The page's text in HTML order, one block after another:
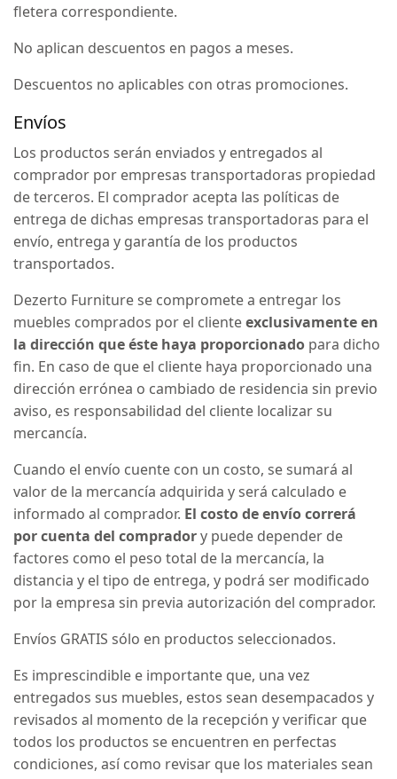
fletera correspondiente.
No aplican descuentos en pagos a meses.
Descuentos no aplicables con otras promociones.
Envíos
Los productos serán enviados y entregados al
comprador por empresas transportadoras propiedad
de terceros. El comprador acepta las políticas de
entrega de dichas empresas transportadoras para el
envío, entrega y garantía de los productos
transportados.
Dezerto Furniture se compromete a entregar los
muebles comprados por el clienteexclusivamente en
la dirección que éste haya proporcionado para dicho
fin. En caso de que el cliente haya proporcionado una
dirección errónea o cambiado de residencia sin previo
aviso, es responsabilidad del cliente localizar su
mercancía.
Cuando el envío cuente con un costo, se sumará al
valor de la mercancía adquirida y será calculado e
informado al comprador. El costo de envío correrá
por cuenta del compradory puede depender de
factores como el peso total de la mercancía, la
distancia y el tipo de entrega, y podrá ser modificado
por la empresa sin previa autorización del comprador.
Envíos GRATIS sólo en productos seleccionados.
Es imprescindible e importante que, una vez
entregados sus muebles, estos sean desempacados y
revisados al momento de la recepción y verificar que
todos los productos se encuentren en perfectas
condiciones, así como revisar que los materiales sean